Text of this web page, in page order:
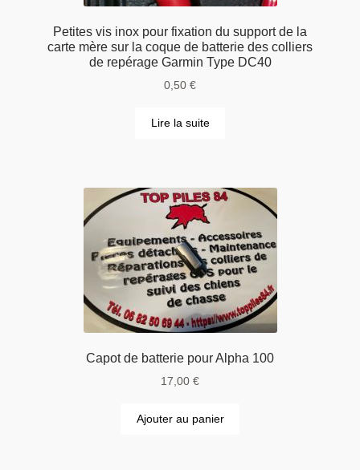
Petites vis inox pour fixation du support de la
carte mère sur la coque de batterie des colliers
de repérage Garmin Type DC40
0,50 €
Lire la suite
Capot de batterie pour Alpha 100
17,00 €
Ajouter au panier